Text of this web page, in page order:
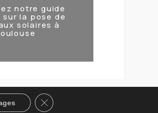
notre guide
la pose de
solaires à
Fermer la bannière des cookies